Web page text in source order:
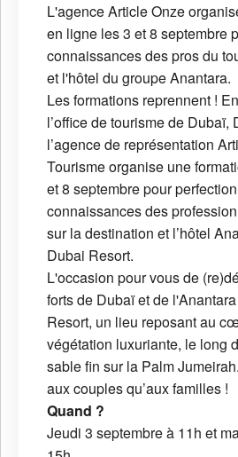
L'agence Article Onze
en ligne les 3 et 8 septembre
connaissances des pros du
et l'hôtel du groupe Anantara.
Les formations reprennent !
l’office de tourisme de Dubaï,
l’agence de représentation
Tourisme organise une
et 8 septembre pour
connaissances des
sur la destination et l’hôtel
Dubai Resort.
L'occasion pour vous de
forts de Dubaï et de
Resort, un lieu reposant au
végétation luxuriante, le long
sable fin sur la Palm
aux couples qu’aux familles !
Quand ?
Jeudi 3 septembre à 11h et